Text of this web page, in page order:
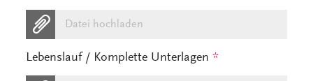
Datei hochladen
Lebenslauf / Komplette Unterlagen*